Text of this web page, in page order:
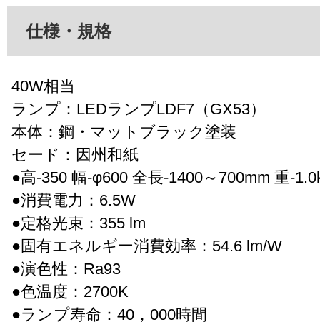
仕様・規格
40W相当
ランプ：LEDランプLDF7（GX53）
本体：鋼・マットブラック塗装
セード：因州和紙
●高-350 幅-φ600 全長-1400～700mm 重-
●消費電力：6.5W
●定格光束：355 lm
●固有エネルギー消費効率：54.6 lm/W
●演色性：Ra93
●色温度：2700K
●ランプ寿命：40，000時間